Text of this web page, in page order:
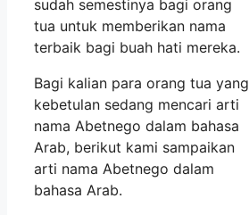
sudah semestinya bagi orang
tua untuk memberikan nama
terbaik bagi buah hati mereka.
Bagi kalian para orang tua yang
kebetulan sedang mencari arti
nama Abetnego dalam bahasa
Arab, berikut kami sampaikan
arti nama Abetnego dalam
bahasa Arab.